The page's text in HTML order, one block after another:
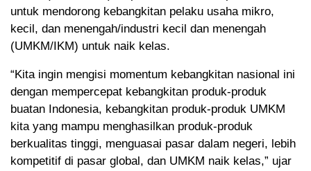
untuk mendorong kebangkitan pelaku usaha mikro,
kecil, dan menengah/industri kecil dan menengah
(UMKM/IKM) untuk naik kelas.
“Kita ingin mengisi momentum kebangkitan nasional ini
dengan mempercepat kebangkitan produk-produk
buatan Indonesia, kebangkitan produk-produk UMKM
kita yang mampu menghasilkan produk-produk
berkualitas tinggi, menguasai pasar dalam negeri, lebih
kompetitif di pasar global, dan UMKM naik kelas,” ujar